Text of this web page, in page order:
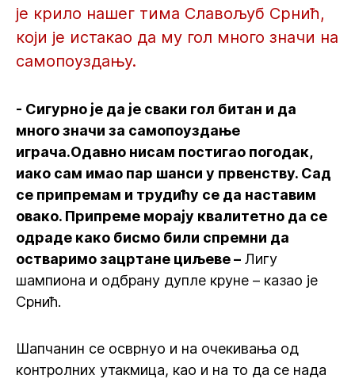
је крило нашег тима Славољуб Срнић,
који је истакао да му гол много значи на
самопоуздању.
- Сигурно је да је сваки гол битан и да
много значи за самопоуздање
играча.Одавно нисам постигао погодак,
иако сам имао пар шанси у првенству. Сад
се припремам и трудићу се да наставим
овако. Припреме морају квалитетно да се
одраде како бисмо били спремни да
остваримо зацртане циљеве – Лигу
шампиона и одбрану дупле круне – казао је
Срнић.
Шапчанин се осврнуо и на очекивања од
контролних утакмица, као и на то да се нада